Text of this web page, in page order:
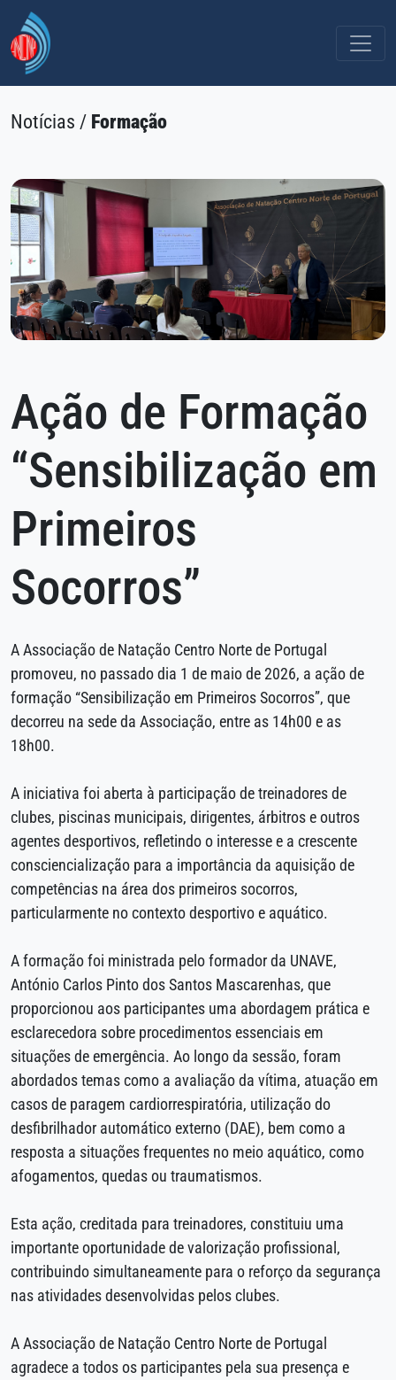
Notícias / Formação
Ação de Formação
“Sensibilização em
Primeiros
Socorros”
A Associação de Natação Centro Norte de Portugal
promoveu, no passado dia 1 de maio de 2026, a ação de
formação “Sensibilização em Primeiros Socorros”, que
decorreu na sede da Associação, entre as 14h00 e as
18h00.
A iniciativa foi aberta à participação de treinadores de
clubes, piscinas municipais, dirigentes, árbitros e outros
agentes desportivos, refletindo o interesse e a crescente
consciencialização para a importância da aquisição de
competências na área dos primeiros socorros,
particularmente no contexto desportivo e aquático.
A formação foi ministrada pelo formador da UNAVE,
António Carlos Pinto dos Santos Mascarenhas, que
proporcionou aos participantes uma abordagem prática e
esclarecedora sobre procedimentos essenciais em
situações de emergência. Ao longo da sessão, foram
abordados temas como a avaliação da vítima, atuação em
casos de paragem cardiorrespiratória, utilização do
desfibrilhador automático externo (DAE), bem como a
resposta a situações frequentes no meio aquático, como
afogamentos, quedas ou traumatismos.
Esta ação, creditada para treinadores, constituiu uma
importante oportunidade de valorização profissional,
contribuindo simultaneamente para o reforço da segurança
nas atividades desenvolvidas pelos clubes.
A Associação de Natação Centro Norte de Portugal
agradece a todos os participantes pela sua presença e